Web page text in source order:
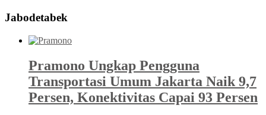
Jabodetabek
Pramono Ungkap Pengguna
Transportasi Umum Jakarta Naik 9,7
Persen, Konektivitas Capai 93 Persen